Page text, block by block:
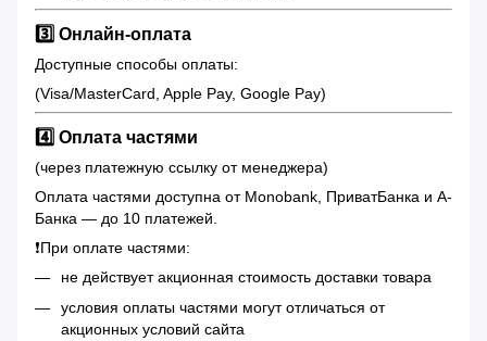
3️⃣ Онлайн-оплата
Доступные способы оплаты:
(Visa/MasterCard, Apple Pay, Google Pay)
4️⃣ Оплата частями
(через платежную ссылку от менеджера)
Оплата частями доступна от Monobank, ПриватБанка и А-
Банка — до 10 платежей.
❗️При оплате частями:
не действует акционная стоимость доставки товара
условия оплаты частями могут отличаться от
акционных условий сайта